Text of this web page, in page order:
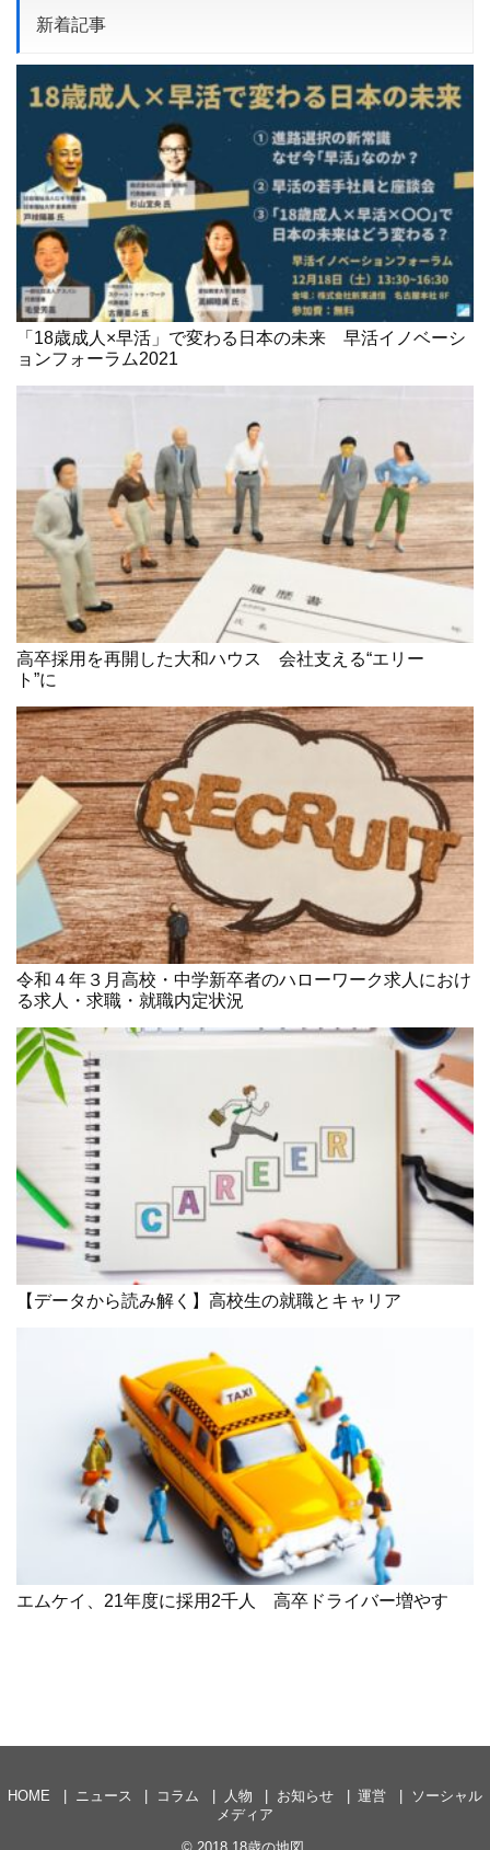
新着記事
「18歳成人×早活」で変わる日本の未来 早活イノベーシ
ョンフォーラム2021
高卒採用を再開した大和ハウス 会社支える“エリー
ト”に
令和４年３月高校・中学新卒者のハローワーク求人におけ
る求人・求職・就職内定状況
【データから読み解く】高校生の就職とキャリア
エムケイ、21年度に採用2千人 高卒ドライバー増やす
HOME ニュース コラム 人物 お知らせ 運営
ソーシャル
メディア